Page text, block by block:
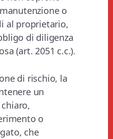
o
al proprietario,
di diligenza
(art. 2051 c.c.).
di rischio, la
un
o
che